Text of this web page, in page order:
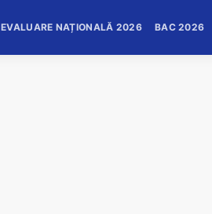
EVALUARE NAȚIONALĂ 2026 BAC 2026